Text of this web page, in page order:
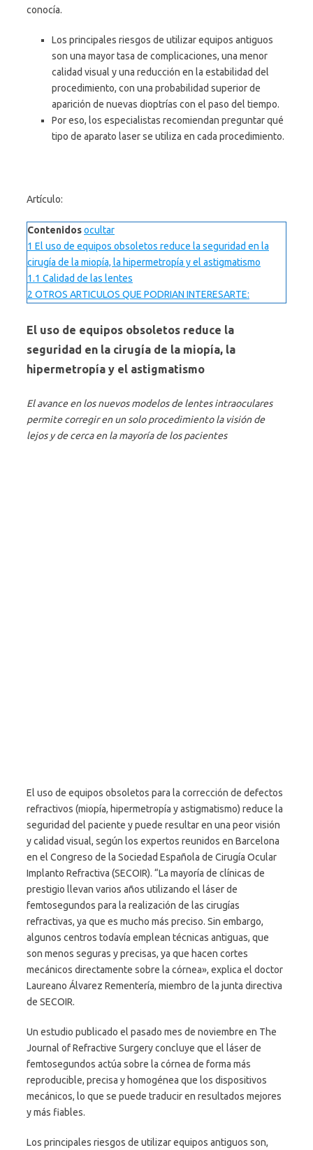
conocía.
Los principales riesgos de utilizar equipos antiguos
son una mayor tasa de complicaciones, una menor
calidad visual y una reducción en la estabilidad del
procedimiento, con una probabilidad superior de
aparición de nuevas dioptrías con el paso del tiempo.
Por eso, los especialistas recomiendan preguntar qué
tipo de aparato laser se utiliza en cada procedimiento.
Artículo:
Contenidosocultar
1 El uso de equipos obsoletos reduce la seguridad en la
cirugía de la miopía, la hipermetropía y el astigmatismo
1.1 Calidad de las lentes
2 OTROS ARTICULOS QUE PODRIAN INTERESARTE:
El uso de equipos obsoletos reduce la
seguridad en la cirugía de la miopía, la
hipermetropía y el astigmatismo
El avance en los nuevos modelos de lentes intraoculares
permite corregir en un solo procedimiento la visión de
lejos y de cerca en la mayoría de los pacientes
El uso de equipos obsoletos para la corrección de defectos
refractivos (miopía, hipermetropía y astigmatismo) reduce la
seguridad del paciente y puede resultar en una peor visión
y calidad visual, según los expertos reunidos en Barcelona
en el Congreso de la Sociedad Española de Cirugía Ocular
Implanto Refractiva (SECOIR). “La mayoría de clínicas de
prestigio llevan varios años utilizando el láser de
femtosegundos para la realización de las cirugías
refractivas, ya que es mucho más preciso. Sin embargo,
algunos centros todavía emplean técnicas antiguas, que
son menos seguras y precisas, ya que hacen cortes
mecánicos directamente sobre la córnea», explica el doctor
Laureano Álvarez Rementería, miembro de la junta directiva
de SECOIR.
Un estudio publicado el pasado mes de noviembre en The
Journal of Refractive Surgery concluye que el láser de
femtosegundos actúa sobre la córnea de forma más
reproducible, precisa y homogénea que los dispositivos
mecánicos, lo que se puede traducir en resultados mejores
y más fiables.
Los principales riesgos de utilizar equipos antiguos son,